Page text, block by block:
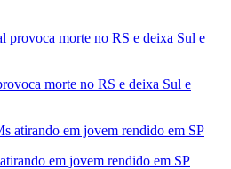
morte no RS e deixa Sul e
em jovem rendido em SP